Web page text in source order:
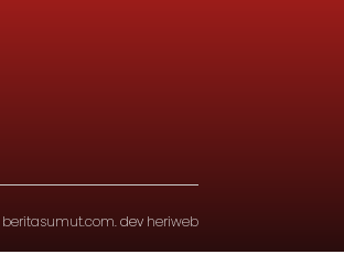
beritasumut.com. dev heriweb